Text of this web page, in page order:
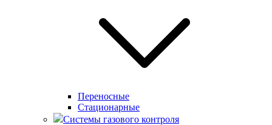
Переносные
Стационарные
Системы газового контроля